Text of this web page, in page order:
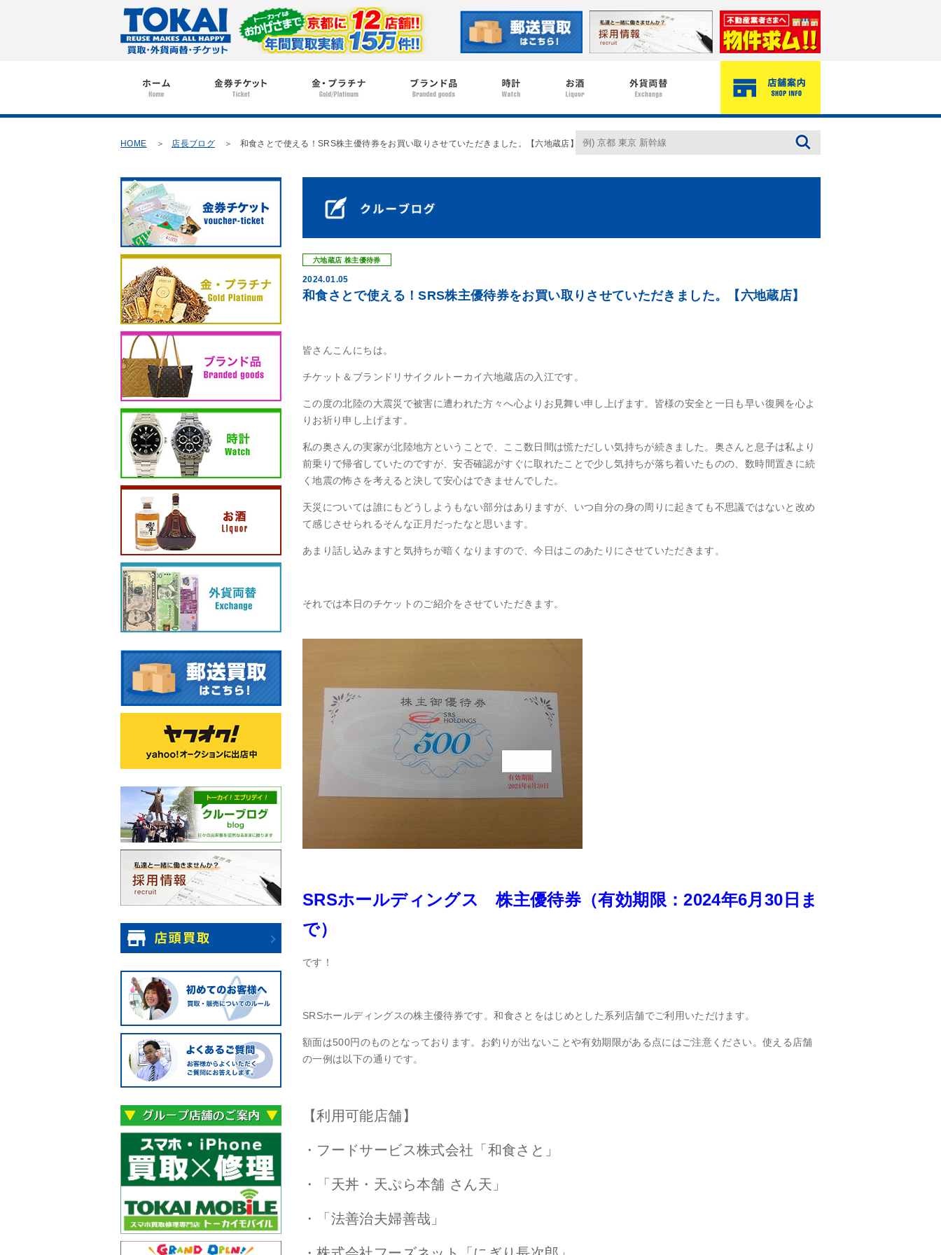
HOME 店長ブログ 和食さとで使える！SRS株主優待券をお買い取りさせていただきました。【六地蔵店】
六地蔵店 株主優待券
2024.01.05
和食さとで使える！SRS株主優待券をお買い取りさせていただきました。【六地蔵店】
皆さんこんにちは。
チケット＆ブランドリサイクルトーカイ六地蔵店の入江です。
この度の北陸の大震災で被害に遭われた方々へ心よりお見舞い申し上げます。皆様の安全と一日も早い復興を心よ
りお祈り申し上げます。
私の奥さんの実家が北陸地方ということで、ここ数日間は慌ただしい気持ちが続きました。奥さんと息子は私より
前乗りで帰省していたのですが、安否確認がすぐに取れたことで少し気持ちが落ち着いたものの、数時間置きに続
く地震の怖さを考えると決して安心はできませんでした。
天災については誰にもどうしようもない部分はありますが、いつ自分の身の周りに起きても不思議ではないと改め
て感じさせられるそんな正月だったなと思います。
あまり話し込みますと気持ちが暗くなりますので、今日はこのあたりにさせていただきます。
それでは本日のチケットのご紹介をさせていただきます。
SRSホールディングス 株主優待券（有効期限：2024年6月30日ま
で）
です！
SRSホールディングスの株主優待券です。和食さとをはじめとした系列店舗でご利用いただけます。
額面は500円のものとなっております。お釣りが出ないことや有効期限がある点にはご注意ください。使える店舗
の一例は以下の通りです。
【利用可能店舗】
・フードサービス株式会社「和食さと」
・「天丼・天ぷら本舗 さん天」
・「法善治夫婦善哉」